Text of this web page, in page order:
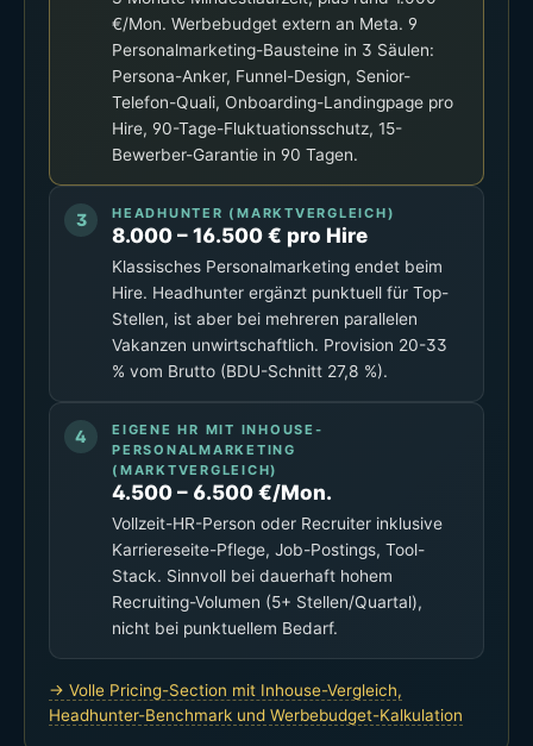
€/Mon. Werbebudget extern an Meta. 9
Personalmarketing-Bausteine in 3 Säulen:
Persona-Anker, Funnel-Design, Senior-
Telefon-Quali, Onboarding-Landingpage pro
Hire, 90-Tage-Fluktuationsschutz, 15-
Bewerber-Garantie in 90 Tagen.
HEADHUNTER (MARKTVERGLEICH)
8.000 – 16.500 € pro Hire
Klassisches Personalmarketing endet beim
Hire. Headhunter ergänzt punktuell für Top-
Stellen, ist aber bei mehreren parallelen
Vakanzen unwirtschaftlich. Provision 20-33
% vom Brutto (BDU-Schnitt 27,8 %).
EIGENE HR MIT INHOUSE-
PERSONALMARKETING
(MARKTVERGLEICH)
4.500 – 6.500 €/Mon.
Vollzeit-HR-Person oder Recruiter inklusive
Karriereseite-Pflege, Job-Postings, Tool-
Stack. Sinnvoll bei dauerhaft hohem
Recruiting-Volumen (5+ Stellen/Quartal),
nicht bei punktuellem Bedarf.
→ Volle Pricing-Section mit Inhouse-Vergleich,
Headhunter-Benchmark und Werbebudget-Kalkulation